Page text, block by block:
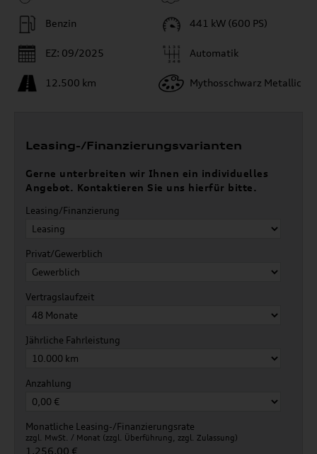
Benzin
EZ: 09/2025
12.500 km
441 kW (600 PS)
Automatik
Mythosschwarz Metallic
Leasing-/Finanzierungsvarianten
Gerne unterbreiten wir Ihnen ein individuelles
Angebot. Kontaktieren Sie uns hierfür bitte.
Leasing/Finanzierung
Privat/Gewerblich
Vertragslaufzeit
Jährliche Fahrleistung
Anzahlung
Monatliche Leasing-/Finanzierungsrate
zzgl. MwSt. / Monat (zzgl. Überführung, zzgl. Zulassung)
1.256,00 €